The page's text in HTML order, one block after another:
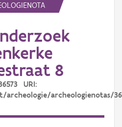
8
URI:
archeologie/archeologienotas/